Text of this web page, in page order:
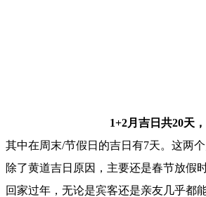
1+2月吉日共20天，
其中在周末/节假日的吉日有7天。这两
除了黄道吉日原因，主要还是春节放假
回家过年，无论是宾客还是亲友几乎都能